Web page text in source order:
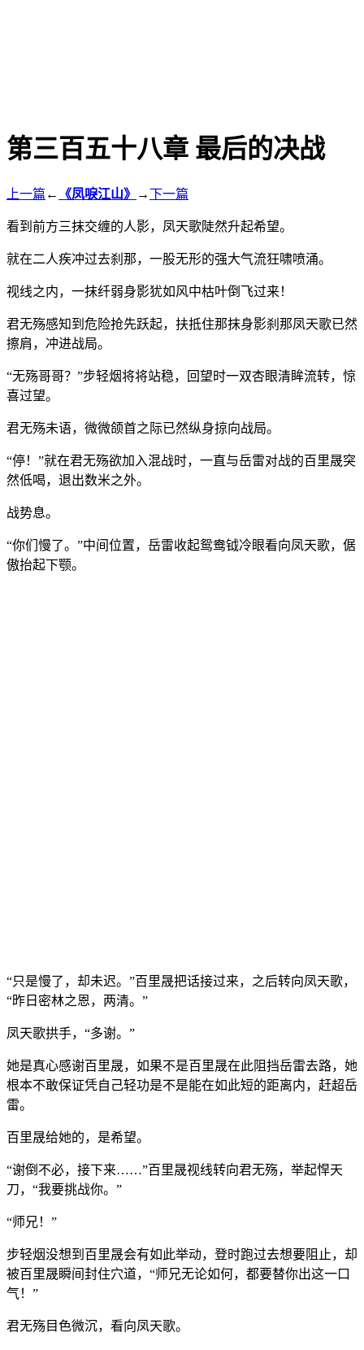
第三百五十八章 最后的决战
上一篇 ← 《凤唳江山》 →下一篇
看到前方三抹交缠的人影，凤天歌陡然升起希望。
就在二人疾冲过去刹那，一股无形的强大气流狂啸喷涌。
视线之内，一抹纤弱身影犹如风中枯叶倒飞过来！
君无殇感知到危险抢先跃起，扶抵住那抹身影刹那凤天歌已然
擦肩，冲进战局。
“无殇哥哥？”步轻烟将将站稳，回望时一双杏眼清眸流转，惊
喜过望。
君无殇未语，微微颌首之际已然纵身掠向战局。
“停！”就在君无殇欲加入混战时，一直与岳雷对战的百里晟突
然低喝，退出数米之外。
战势息。
“你们慢了。”中间位置，岳雷收起鸳鸯钺冷眼看向凤天歌，倨
傲抬起下颚。
“只是慢了，却未迟。”百里晟把话接过来，之后转向凤天歌，
“昨日密林之恩，两清。”
凤天歌拱手，“多谢。”
她是真心感谢百里晟，如果不是百里晟在此阻挡岳雷去路，她
根本不敢保证凭自己轻功是不是能在如此短的距离内，赶超岳
雷。
百里晟给她的，是希望。
“谢倒不必，接下来……”百里晟视线转向君无殇，举起悍天
刀，“我要挑战你。”
“师兄！”
步轻烟没想到百里晟会有如此举动，登时跑过去想要阻止，却
被百里晟瞬间封住穴道，“师兄无论如何，都要替你出这一口
气！”
君无殇目色微沉，看向凤天歌。